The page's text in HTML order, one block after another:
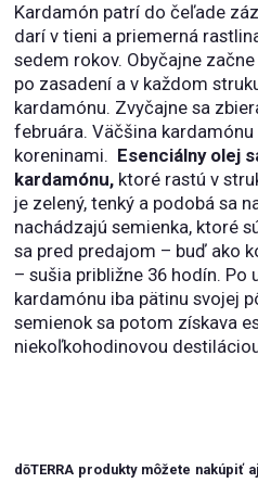
Kardamón patrí do čeľade
darí v tieni a priemerná
sedem rokov. Obyčajne
po zasadení a v každom
kardamónu. Zvyčajne sa
februára. Väčšina kardamónu
koreninami. Esenciálny olej
kardamónu, ktoré rastú v
je zelený, tenký a podobá sa
nachádzajú semienka, ktoré
sa pred predajom – buď ako
– sušia približne 36 hodín. Po
kardamónu iba pätinu svojej
semienok sa potom získava
niekoľkohodinovou
dōTERRA produkty môžete nakúpiť